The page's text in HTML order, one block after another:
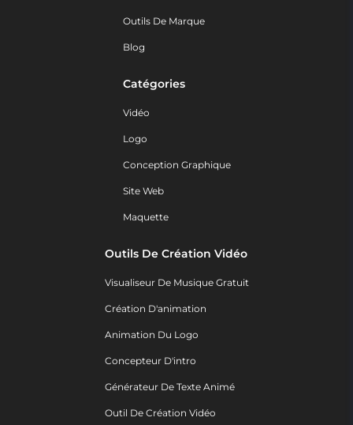
Outils De Marque
Blog
Catégories
Vidéo
Logo
Conception Graphique
Site Web
Maquette
Outils De Création Vidéo
Visualiseur De Musique Gratuit
Création D'animation
Animation Du Logo
Concepteur D'intro
Générateur De Texte Animé
Outil De Création Vidéo